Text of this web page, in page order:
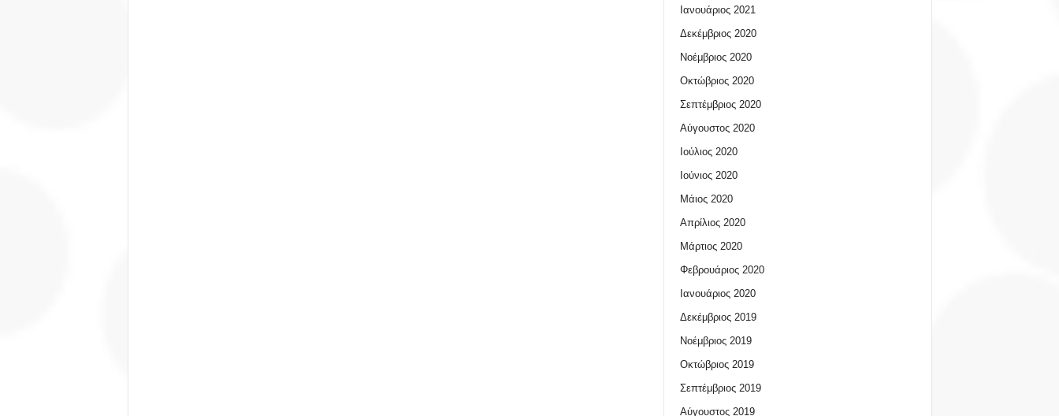
Ιανουάριος 2021
Δεκέμβριος 2020
Νοέμβριος 2020
Οκτώβριος 2020
Σεπτέμβριος 2020
Αύγουστος 2020
Ιούλιος 2020
Ιούνιος 2020
Μάιος 2020
Απρίλιος 2020
Μάρτιος 2020
Φεβρουάριος 2020
Ιανουάριος 2020
Δεκέμβριος 2019
Νοέμβριος 2019
Οκτώβριος 2019
Σεπτέμβριος 2019
Αύγουστος 2019